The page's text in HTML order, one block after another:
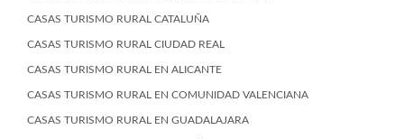
CASAS TURISMO RURAL CATALUÑA
CASAS TURISMO RURAL CIUDAD REAL
CASAS TURISMO RURAL EN ALICANTE
CASAS TURISMO RURAL EN COMUNIDAD VALENCIANA
CASAS TURISMO RURAL EN GUADALAJARA